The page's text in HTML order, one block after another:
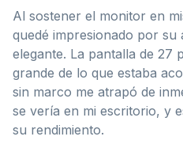
Al sostener el monitor en
quedé impresionado por su
elegante. La pantalla de 27
grande de lo que estaba
sin marco me atrapó de
se vería en mi escritorio, y
su rendimiento.